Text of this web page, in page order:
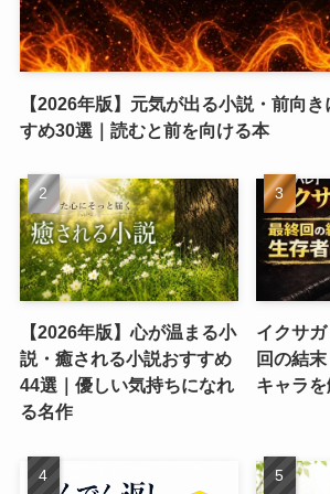
【2026年版】元気が出る小説・前向
すめ30選｜読むと前を向ける本
【2026年版】心が温まる小
説・癒される小説おすすめ
44選｜優しい気持ちになれ
る名作
イクサ
回の結
キャラ